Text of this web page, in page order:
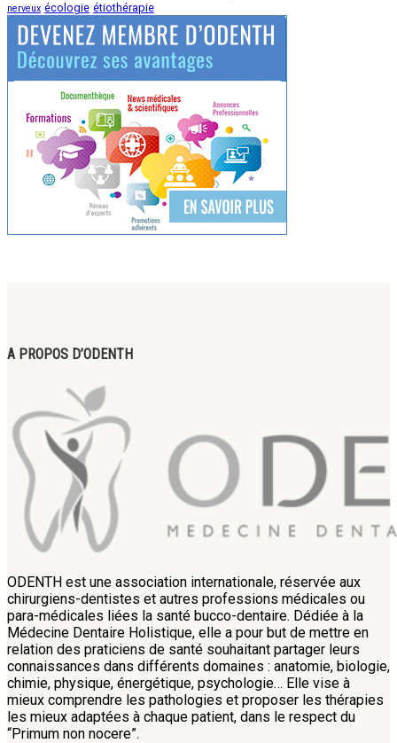
nerveux écologie étiothérapie
A PROPOS D’ODENTH
ODENTH est une association internationale, réservée aux
chirurgiens-dentistes et autres professions médicales ou
para-médicales liées la santé bucco-dentaire. Dédiée à la
Médecine Dentaire Holistique, elle a pour but de mettre en
relation des praticiens de santé souhaitant partager leurs
connaissances dans différents domaines : anatomie, biologie,
chimie, physique, énergétique, psychologie… Elle vise à
mieux comprendre les pathologies et proposer les thérapies
les mieux adaptées à chaque patient, dans le respect du
“Primum non nocere”.